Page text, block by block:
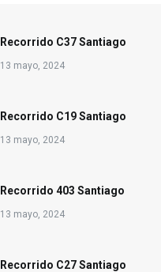
Recorrido C37 Santiago
13 mayo, 2024
Recorrido C19 Santiago
13 mayo, 2024
Recorrido 403 Santiago
13 mayo, 2024
Recorrido C27 Santiago